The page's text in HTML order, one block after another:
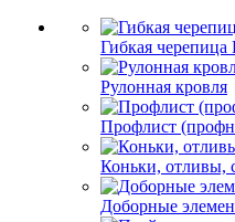
Гибкая
Рулонная кровля
Профлист
Коньки, отливы,
Доборные